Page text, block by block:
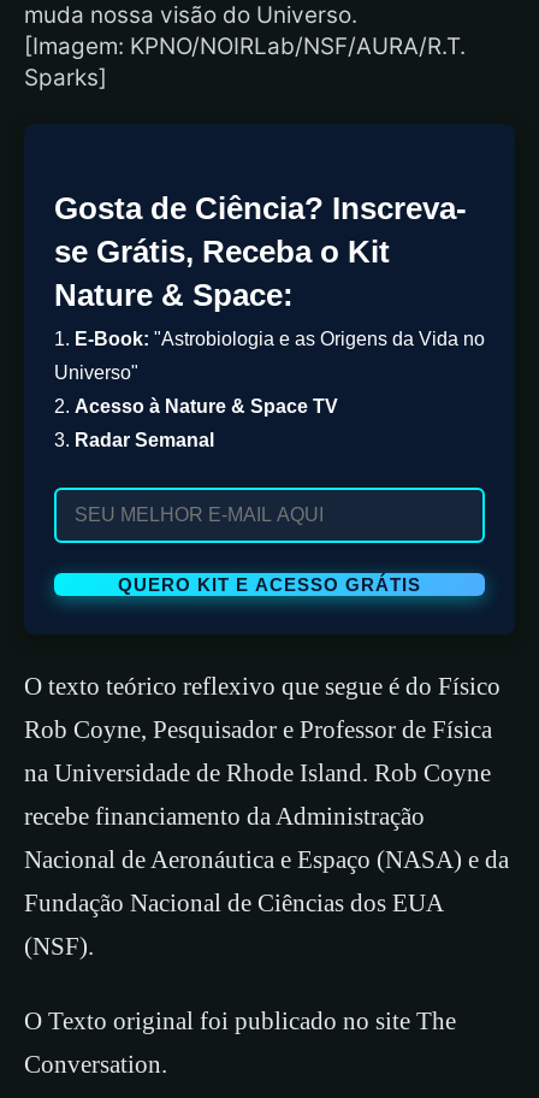
muda nossa visão do Universo.
[Imagem: KPNO/NOIRLab/NSF/AURA/R.T.
Sparks]
Gosta de Ciência? Inscreva-
se Grátis, Receba o Kit
Nature & Space:
1. E-Book: "Astrobiologia e as Origens da Vida no
Universo"
2. Acesso à Nature & Space TV
3. Radar Semanal
O texto teórico reflexivo que segue é do Físico
Rob Coyne, Pesquisador e Professor de Física
na Universidade de Rhode Island. Rob Coyne
recebe financiamento da Administração
Nacional de Aeronáutica e Espaço (NASA) e da
Fundação Nacional de Ciências dos EUA
(NSF).
O Texto original foi publicado no site The
Conversation.